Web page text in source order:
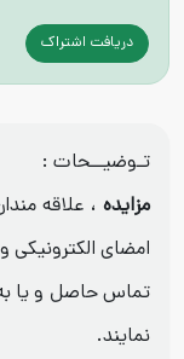
دریافت اشتراک
تـوضیــحات :
مزایده، علاقه
نمایند.